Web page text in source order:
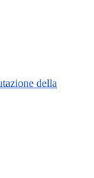
della